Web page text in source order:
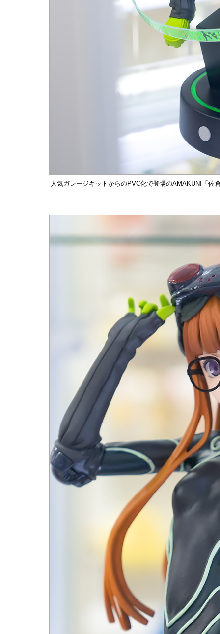
人気ガレージキットからのPVC化で登場のAMAKUNI「佐